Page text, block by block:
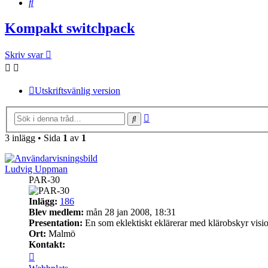
Kompakt switchpack
Skriv svar
Utskriftsvänlig version
Sök
3 inlägg • Sida 1 av 1
Ludvig Uppman
PAR-30
Inlägg: 186
Blev medlem: mån 28 jan 2008, 18:31
Presentation: En som eklektiskt eklärerar med klärobskyr
Ort: Malmö
Kontakt:
Ludvig